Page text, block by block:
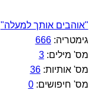
"אוהבים אותך למעלה"
גימטריה:666
מס' מילים:3
מס' אותיות:36
מס' חיפושים:0